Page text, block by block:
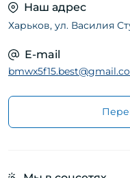
Наш адрес
Харьков, ул. Василия
E-mail